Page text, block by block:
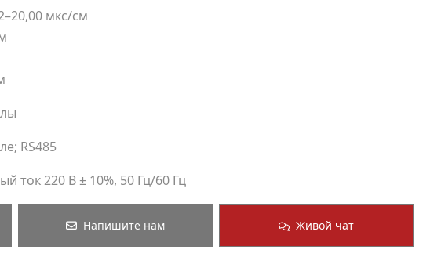
мкс/см
RS485
ток 220 В ± 10%, 50 Гц/60 Гц
Напишите нам Живой чат